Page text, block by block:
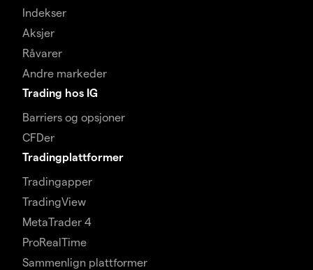
Indekser
Aksjer
Råvarer
Andre markeder
Trading hos IG
Barriers og opsjoner
CFDer
Tradingplattformer
Tradingapper
TradingView
MetaTrader 4
ProRealTime
Sammenlign plattformer